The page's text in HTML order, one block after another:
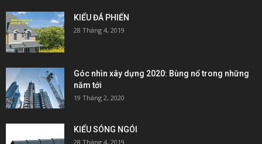
KIỂU ĐÁ PHIẾN
28 Tháng 4, 2019
Góc nhìn xây dựng 2020: Bùng nổ trong những
năm tới
19 Tháng 2, 2020
KIỂU SÓNG NGÓI
28 Tháng 4, 2019